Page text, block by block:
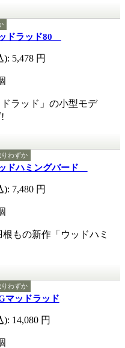
ドラッド80
): 5,478 円
ラッド」の小型モデ
りわずか
ドハミングバード
): 7,480 円
もの新作「ウッドハミ
りわずか
ッドラッド
): 14,080 円